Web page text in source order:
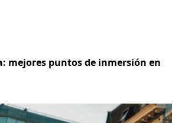
mejores puntos de inmersión en